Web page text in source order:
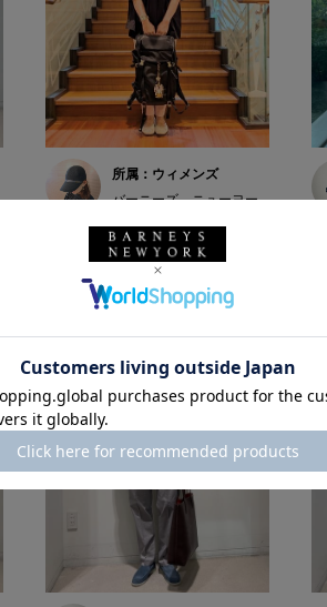
所属：ウィメンズ
バーニーズ ニューヨー
emi✩ / 157cm